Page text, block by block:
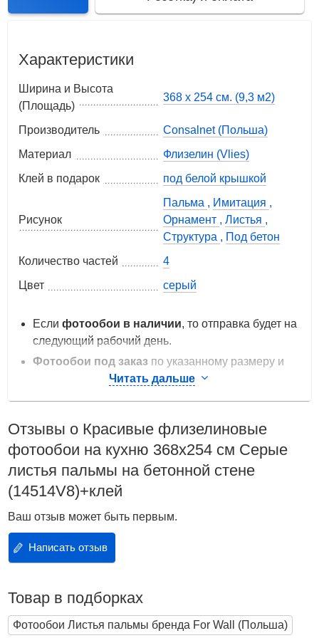
Характеристики
Ширина и Высота
(Площадь)
368 x 254 см. (9,3 м2)
Производитель
Consalnet (Польша)
Материал
Флизелин (Vlies)
Клей в подарок
под белой крышкой
Рисунок
Пальма , Имитация ,
Орнамент ,Листья ,
Структура , Под бетон
Количество частей
4
Цвет
серый
Еслифотообои в наличии, то отправка будет на
следующий рабочий день.
Фотообои под заказ по указанному размеру и
цене печатаются в Польше. Срок изготовления
печатаются в Украине, цена от 200 грн/м2. Срок
изготовления 1 - 2 дня. Доступные материалы:
бумага, флизелин и винил.
Цена за все изделие
Польская компания «Консалнет» начала
На сегодняшний день это более 5 000 мотивов
яркие цвета, высокое качество печати и
оригинальные дизайны.
Читать дальше
Отзывы о Красивые флизелиновые
фотообои на кухню 368x254 см Серые
листья пальмы на бетонной стене
(14514V8)+клей
Ваш отзыв может быть первым.
Написать отзыв
Товар в подборках
Фотообои Листья пальмы бренда For Wall (Польша)